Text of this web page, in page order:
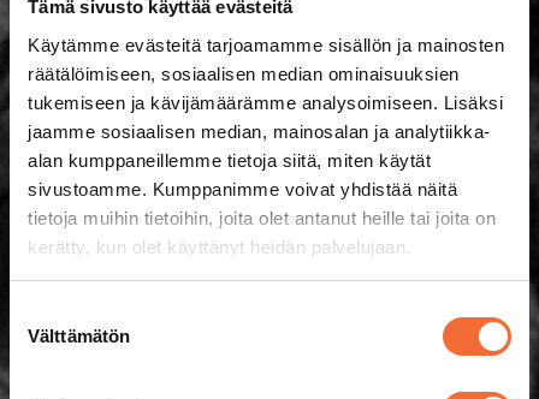
Tämä sivusto käyttää evästeitä
Käytämme evästeitä tarjoamamme sisällön ja mainosten
räätälöimiseen, sosiaalisen median ominaisuuksien
tukemiseen ja kävijämäärämme analysoimiseen. Lisäksi
jaamme sosiaalisen median, mainosalan ja analytiikka-
alan kumppaneillemme tietoja siitä, miten käytät
sivustoamme. Kumppanimme voivat yhdistää näitä
tietoja muihin tietoihin, joita olet antanut heille tai joita on
kerätty, kun olet käyttänyt heidän palvelujaan.
valinta
Välttämätön